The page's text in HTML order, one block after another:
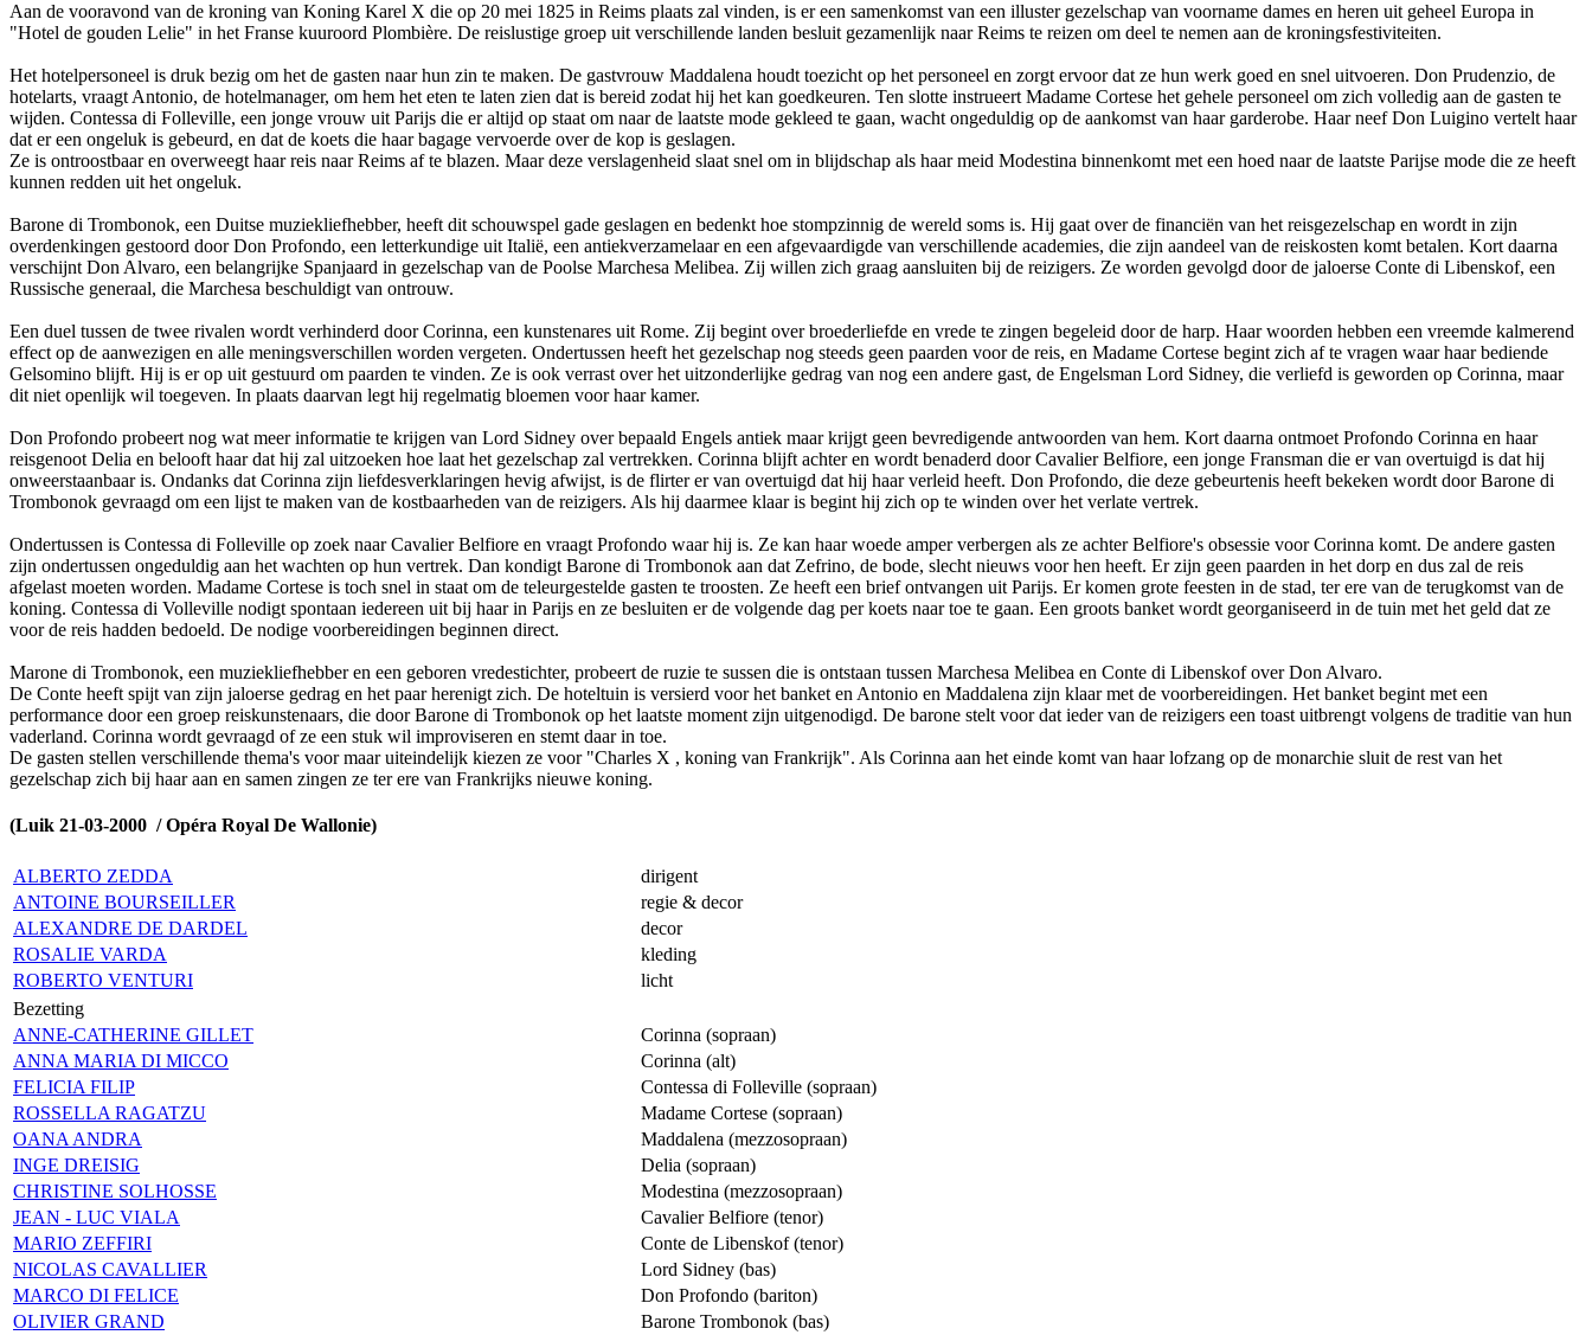
Aan de vooravond van de kroning van Koning Karel X die op 20 mei 1825 in Reims plaats zal vinden, is er een samenkomst van een illuster gezelschap van voorname dames en heren uit geheel Europa in
"Hotel de gouden Lelie" in het Franse kuuroord Plombière. De reislustige groep uit verschillende landen besluit gezamenlijk naar Reims te reizen om deel te nemen aan de kroningsfestiviteiten.
Het hotelpersoneel is druk bezig om het de gasten naar hun zin te maken. De gastvrouw Maddalena houdt toezicht op het personeel en zorgt ervoor dat ze hun werk goed en snel uitvoeren. Don Prudenzio, de
hotelarts, vraagt Antonio, de hotelmanager, om hem het eten te laten zien dat is bereid zodat hij het kan goedkeuren. Ten slotte instrueert Madame Cortese het gehele personeel om zich volledig aan de gasten te
wijden. Contessa di Folleville, een jonge vrouw uit Parijs die er altijd op staat om naar de laatste mode gekleed te gaan, wacht ongeduldig op de aankomst van haar garderobe. Haar neef Don Luigino vertelt haar
dat er een ongeluk is gebeurd, en dat de koets die haar bagage vervoerde over de kop is geslagen.
Ze is ontroostbaar en overweegt haar reis naar Reims af te blazen. Maar deze verslagenheid slaat snel om in blijdschap als haar meid Modestina binnenkomt met een hoed naar de laatste Parijse mode die ze heeft
kunnen redden uit het ongeluk.
Barone di Trombonok, een Duitse muziekliefhebber, heeft dit schouwspel gade geslagen en bedenkt hoe stompzinnig de wereld soms is. Hij gaat over de financiën van het reisgezelschap en wordt in zijn
overdenkingen gestoord door Don Profondo, een letterkundige uit Italië, een antiekverzamelaar en een afgevaardigde van verschillende academies, die zijn aandeel van de reiskosten komt betalen. Kort daarna
verschijnt Don Alvaro, een belangrijke Spanjaard in gezelschap van de Poolse Marchesa Melibea. Zij willen zich graag aansluiten bij de reizigers. Ze worden gevolgd door de jaloerse Conte di Libenskof, een
Russische generaal, die Marchesa beschuldigt van ontrouw.
Een duel tussen de twee rivalen wordt verhinderd door Corinna, een kunstenares uit Rome. Zij begint over broederliefde en vrede te zingen begeleid door de harp. Haar woorden hebben een vreemde kalmerend
effect op de aanwezigen en alle meningsverschillen worden vergeten. Ondertussen heeft het gezelschap nog steeds geen paarden voor de reis, en Madame Cortese begint zich af te vragen waar haar bediende
Gelsomino blijft. Hij is er op uit gestuurd om paarden te vinden. Ze is ook verrast over het uitzonderlijke gedrag van nog een andere gast, de Engelsman Lord Sidney, die verliefd is geworden op Corinna, maar
dit niet openlijk wil toegeven. In plaats daarvan legt hij regelmatig bloemen voor haar kamer.
Don Profondo probeert nog wat meer informatie te krijgen van Lord Sidney over bepaald Engels antiek maar krijgt geen bevredigende antwoorden van hem. Kort daarna ontmoet Profondo Corinna en haar
reisgenoot Delia en belooft haar dat hij zal uitzoeken hoe laat het gezelschap zal vertrekken. Corinna blijft achter en wordt benaderd door Cavalier Belfiore, een jonge Fransman die er van overtuigd is dat hij
onweerstaanbaar is. Ondanks dat Corinna zijn liefdesverklaringen hevig afwijst, is de flirter er van overtuigd dat hij haar verleid heeft. Don Profondo, die deze gebeurtenis heeft bekeken wordt door Barone di
Trombonok gevraagd om een lijst te maken van de kostbaarheden van de reizigers. Als hij daarmee klaar is begint hij zich op te winden over het verlate vertrek.
Ondertussen is Contessa di Folleville op zoek naar Cavalier Belfiore en vraagt Profondo waar hij is. Ze kan haar woede amper verbergen als ze achter Belfiore's obsessie voor Corinna komt. De andere gasten
zijn ondertussen ongeduldig aan het wachten op hun vertrek. Dan kondigt Barone di Trombonok aan dat Zefrino, de bode, slecht nieuws voor hen heeft. Er zijn geen paarden in het dorp en dus zal de reis
afgelast moeten worden. Madame Cortese is toch snel in staat om de teleurgestelde gasten te troosten. Ze heeft een brief ontvangen uit Parijs. Er komen grote feesten in de stad, ter ere van de terugkomst van de
koning. Contessa di Volleville nodigt spontaan iedereen uit bij haar in Parijs en ze besluiten er de volgende dag per koets naar toe te gaan. Een groots banket wordt georganiseerd in de tuin met het geld dat ze
voor de reis hadden bedoeld. De nodige voorbereidingen beginnen direct.
Marone di Trombonok, een muziekliefhebber en een geboren vredestichter, probeert de ruzie te sussen die is ontstaan tussen Marchesa Melibea en Conte di Libenskof over Don Alvaro.
De Conte heeft spijt van zijn jaloerse gedrag en het paar herenigt zich. De hoteltuin is versierd voor het banket en Antonio en Maddalena zijn klaar met de voorbereidingen. Het banket begint met een
performance door een groep reiskunstenaars, die door Barone di Trombonok op het laatste moment zijn uitgenodigd. De barone stelt voor dat ieder van de reizigers een toast uitbrengt volgens de traditie van hun
vaderland. Corinna wordt gevraagd of ze een stuk wil improviseren en stemt daar in toe.
De gasten stellen verschillende thema's voor maar uiteindelijk kiezen ze voor "Charles X , koning van Frankrijk". Als Corinna aan het einde komt van haar lofzang op de monarchie sluit de rest van het
gezelschap zich bij haar aan en samen zingen ze ter ere van Frankrijks nieuwe koning.
(Luik 21-03-2000 / Opéra Royal De Wallonie)
ALBERTO ZEDDA
dirigent
ANTOINE BOURSEILLER
regie & decor
ALEXANDRE DE DARDEL
decor
ROSALIE VARDA
kleding
ROBERTO VENTURI
licht
Bezetting
ANNE-CATHERINE GILLET
Corinna (sopraan)
ANNA MARIA DI MICCO
Corinna (alt)
FELICIA FILIP
Contessa di Folleville (sopraan)
ROSSELLA RAGATZU
Madame Cortese (sopraan)
OANA ANDRA
Maddalena (mezzosopraan)
INGE DREISIG
Delia (sopraan)
CHRISTINE SOLHOSSE
Modestina (mezzosopraan)
JEAN - LUC VIALA
Cavalier Belfiore (tenor)
MARIO ZEFFIRI
Conte de Libenskof (tenor)
NICOLAS CAVALLIER
Lord Sidney (bas)
MARCO DI FELICE
Don Profondo (bariton)
OLIVIER GRAND
Barone Trombonok (bas)